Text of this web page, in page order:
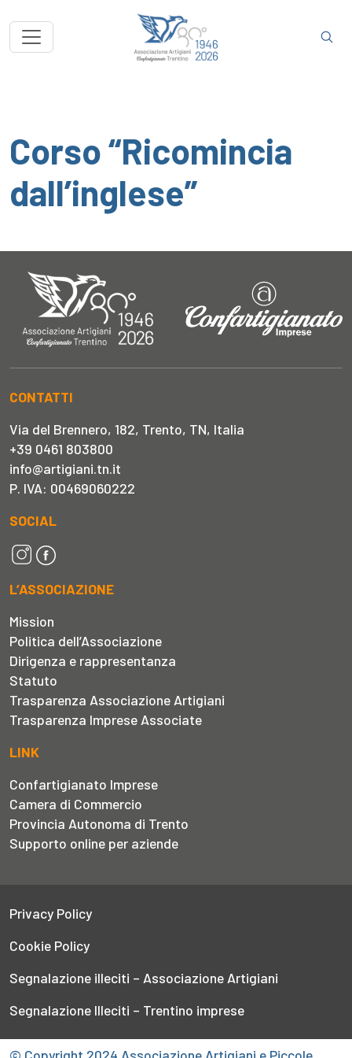
Corso “Ricomincia
dall’inglese”
CONTATTI
Via del Brennero, 182, Trento, TN, Italia
+39 0461 803800
info@artigiani.tn.it
P. IVA: 00469060222
SOCIAL
L’ASSOCIAZIONE
Mission
Politica dell’Associazione
Dirigenza e rappresentanza
Statuto
Trasparenza Associazione Artigiani
Trasparenza Imprese Associate
LINK
Confartigianato Imprese
Camera di Commercio
Provincia Autonoma di Trento
Supporto online per aziende
Privacy Policy
Cookie Policy
Segnalazione illeciti – Associazione Artigiani
Segnalazione Illeciti – Trentino imprese